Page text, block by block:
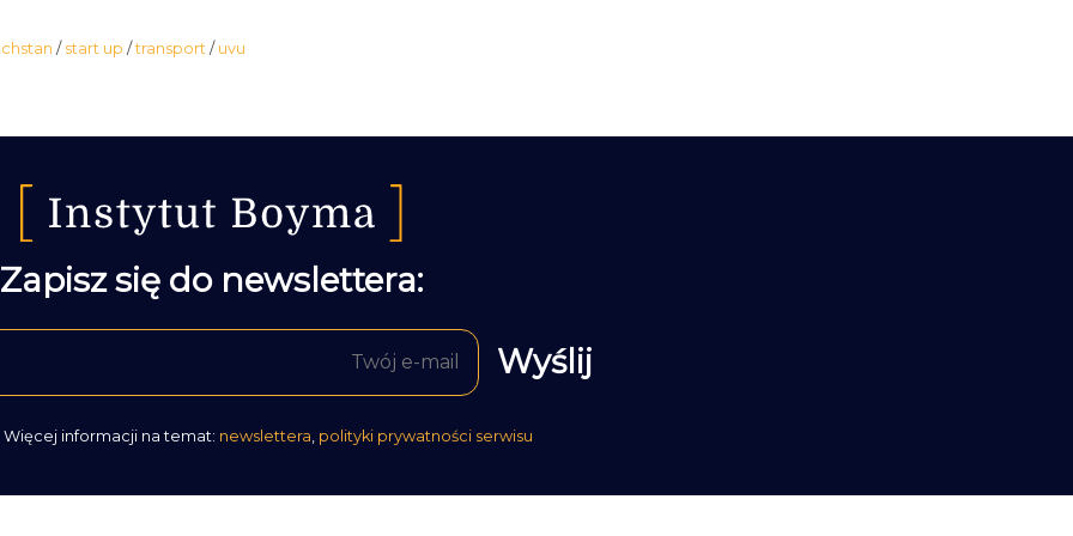
/ start up /transport / uvu
Zapisz się do newslettera:
Więcej informacji na temat: newslettera, polityki prywatności serwisu